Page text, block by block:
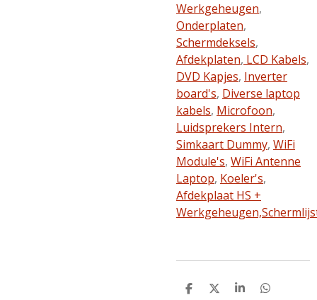
Werkgeheugen,
Onderplaten,
Schermdeksels,
Afdekplaten, LCD Kabels,
DVD Kapjes, Inverter
board's, Diverse laptop
kabels, Microfoon,
Luidsprekers Intern,
Simkaart Dummy, WiFi
Module's, WiFi Antenne
Laptop, Koeler's,
Afdekplaat HS +
Werkgeheugen,
D
D
S
D